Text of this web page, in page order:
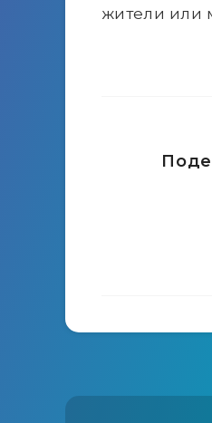
жители или